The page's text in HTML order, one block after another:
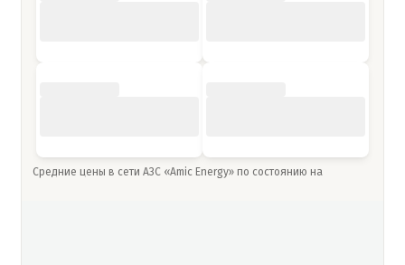
Средние цены в сети АЗС «Amic Energy» по состоянию на